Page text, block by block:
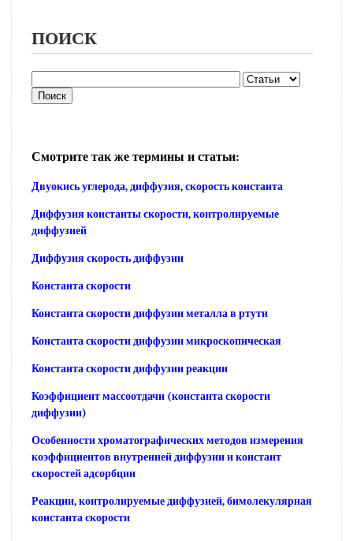
ПОИСК
Смотрите так же термины и статьи:
Двуокись углерода, диффузия, скорость константа
Диффузия константы скорости, контролируемые
диффузией
Диффузия скорость диффузии
Константа скорости
Константа скорости диффузии металла в ртути
Константа скорости диффузии микроскопическая
Константа скорости диффузии реакции
Коэффициент массоотдачи (константа скорости
диффузии)
Особенности хроматографических методов измерения
коэффициентов внутренней диффузии и констант
скоростей адсорбции
Реакции, контролируемые диффузией, бимолекулярная
константа скорости